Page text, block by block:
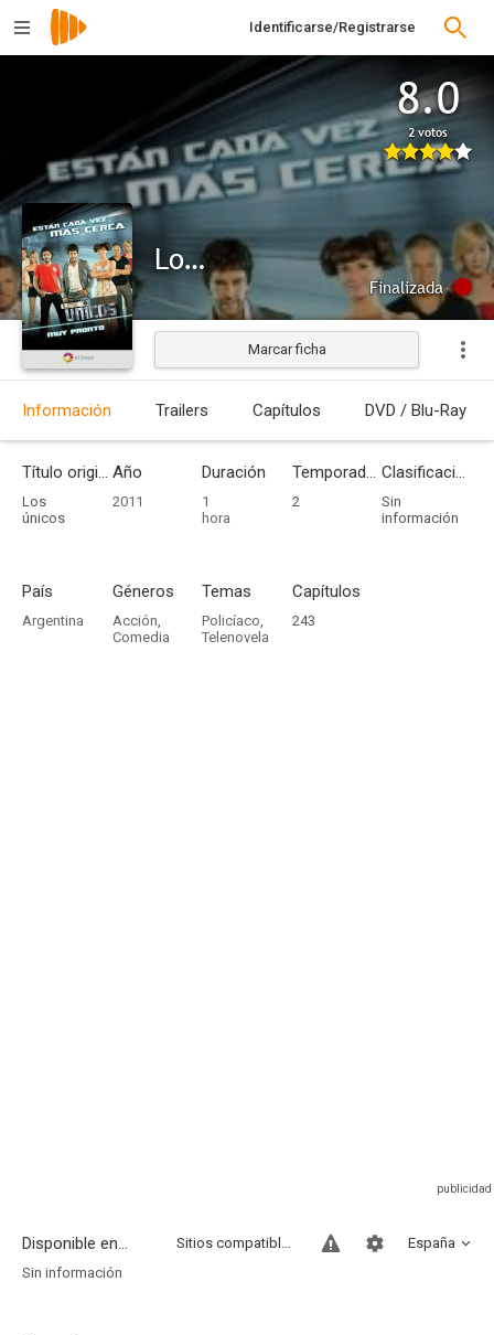
Identificarse/Registrarse
8.0
2 votos
Los únicos
Finalizada
Marcar ficha
Información Trailers Capítulos DVD / Blu-Ray
Título original
Los
únicos
Año
2011
Duración
1
hora
Temporadas
2
Clasificación por edades
Sin
información
País
Argentina
Géneros
Acción,
Comedia
Temas
Policíaco,
Telenovela
Capítulos
243
Disponible en... España
Sitios compatibles
Sin información